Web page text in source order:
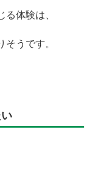
体験は、
うです。